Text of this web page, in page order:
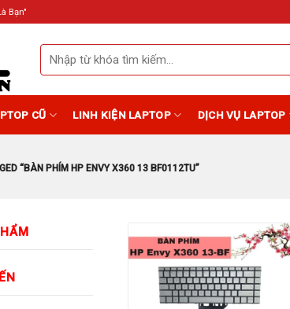
Bạn"
Search
for:
CŨ LINH KIỆN LAPTOP DỊCH VỤ LAPTOP
“BÀN PHÍM HP ENVY X360 13 BF0112TU”
Add to
Wishlist